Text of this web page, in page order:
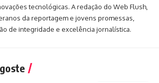
tecnológicas. A redação do Web Flush,
da reportagem e jovens promessas,
de integridade e excelência jornalística.